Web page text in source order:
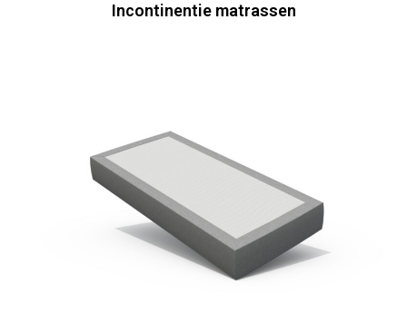
Incontinentie matrassen